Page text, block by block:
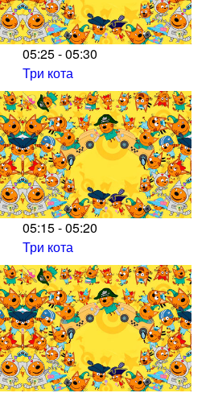
05:25 - 05:30
Три кота
05:15 - 05:20
Три кота